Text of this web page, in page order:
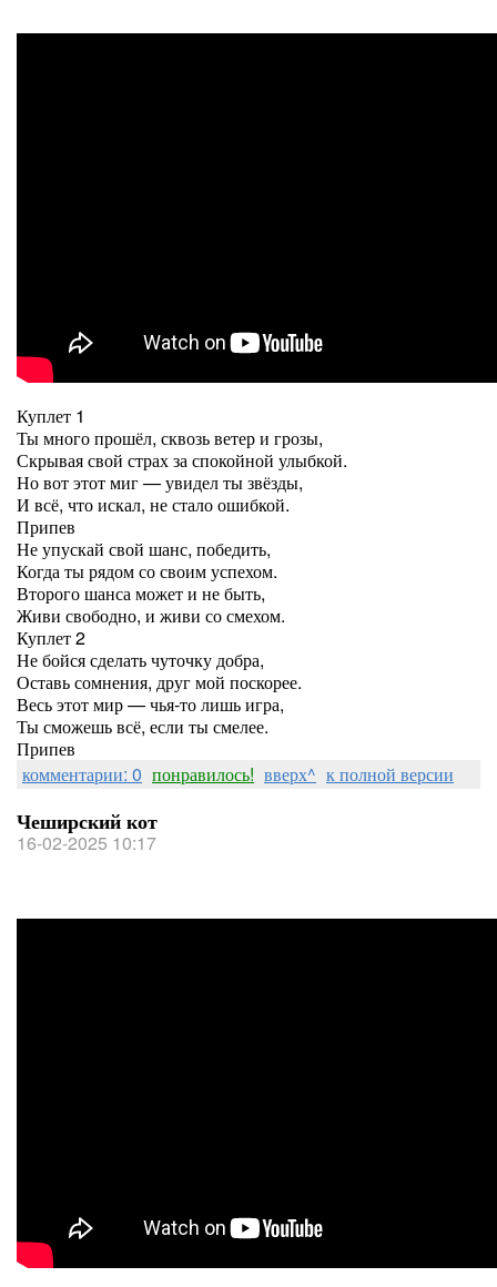
Куплет 1
Ты много прошёл, сквозь ветер и грозы,
Скрывая свой страх за спокойной улыбкой.
Но вот этот миг — увидел ты звёзды,
И всё, что искал, не стало ошибкой.
Припев
Не упускай свой шанс, победить,
Когда ты рядом со своим успехом.
Второго шанса может и не быть,
Живи свободно, и живи со смехом.
Куплет 2
Не бойся сделать чуточку добра,
Оставь сомнения, друг мой поскорее.
Весь этот мир — чья-то лишь игра,
Ты сможешь всё, если ты смелее.
Припев
комментарии: 0 понравилось! вверх^ к полной версии
Чеширский кот
16-02-2025 10:17